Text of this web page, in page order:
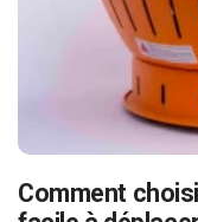
Comment